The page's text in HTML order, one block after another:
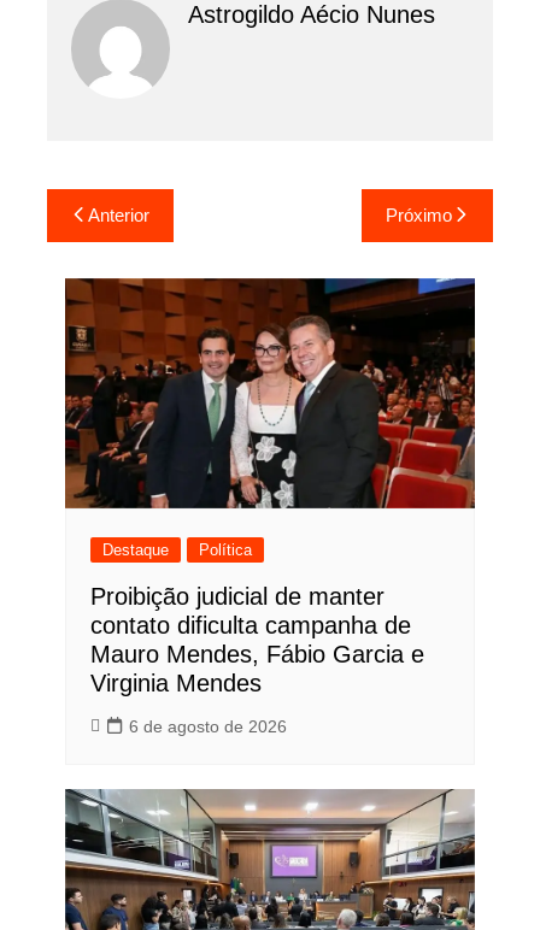
Astrogildo Aécio Nunes
Navegação
de
Post
Anterior Próximo
Destaque Política
Proibição judicial de manter
contato dificulta campanha de
Mauro Mendes, Fábio Garcia e
Virginia Mendes
6 de agosto de 2026